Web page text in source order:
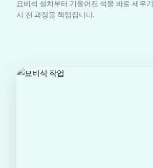
묘비석 설치부터 기울어진 석물 바로 세우
지 전 과정을 책임집니다.